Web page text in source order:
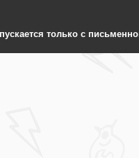
только с